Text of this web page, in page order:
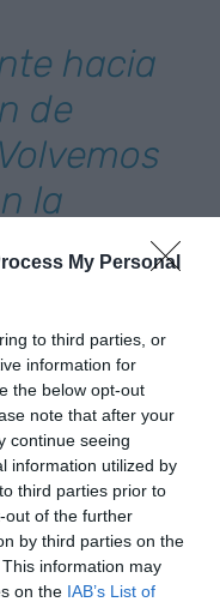
My Personal
to third parties, or
information for
the below opt-out
note that after your
continue seeing
information utilized by
third parties prior to
out of the further
by third parties on the
information may
on the IAB’s List of
hacia
de
la
hacia
Volvemos
de
el
el momento en
la preservación
convertirlos en